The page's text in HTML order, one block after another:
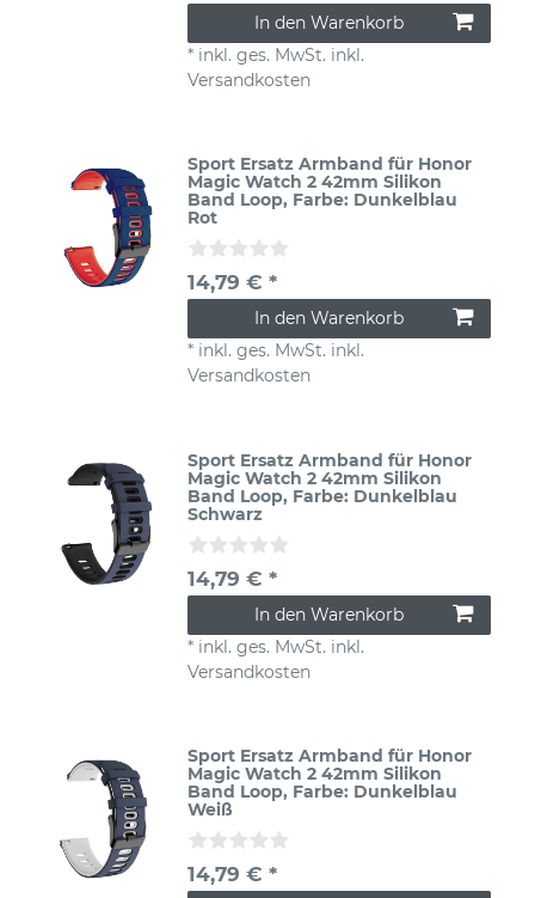
In den Warenkorb
* inkl. ges. MwSt. inkl.
Versandkosten
Sport Ersatz Armband für Honor
Magic Watch 2 42mm Silikon
Band Loop, Farbe: Dunkelblau
Rot
14,79 € *
In den Warenkorb
* inkl. ges. MwSt. inkl.
Versandkosten
Sport Ersatz Armband für Honor
Magic Watch 2 42mm Silikon
Band Loop, Farbe: Dunkelblau
Schwarz
14,79 € *
In den Warenkorb
* inkl. ges. MwSt. inkl.
Versandkosten
Sport Ersatz Armband für Honor
Magic Watch 2 42mm Silikon
Band Loop, Farbe: Dunkelblau
Weiß
14,79 € *